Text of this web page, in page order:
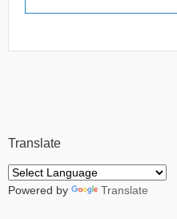
Translate
Powered by Translate